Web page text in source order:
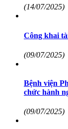
(14/07/2025)
Công khai
(09/07/2025)
Bệnh viện
chức hành
(09/07/2025)